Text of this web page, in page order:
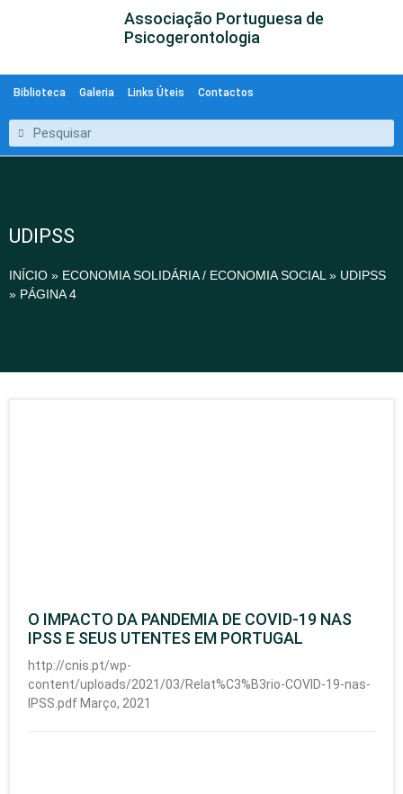
Associação Portuguesa de
Psicogerontologia
Biblioteca Galeria Links Úteis Contactos
UDIPSS
INÍCIO » ECONOMIA SOLIDÁRIA / ECONOMIA SOCIAL » UDIPSS
» PÁGINA 4
O IMPACTO DA PANDEMIA DE COVID-19 NAS
IPSS E SEUS UTENTES EM PORTUGAL
http://cnis.pt/wp-
content/uploads/2021/03/Relat%C3%B3rio-COVID-19-nas-
IPSS.pdf Março, 2021